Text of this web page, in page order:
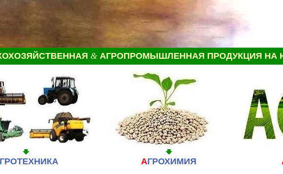
& АГРОПРОМЫШЛЕННАЯ ПРОДУКЦИЯ НА
ГРОТЕХНИКА АГРОХИМИЯ